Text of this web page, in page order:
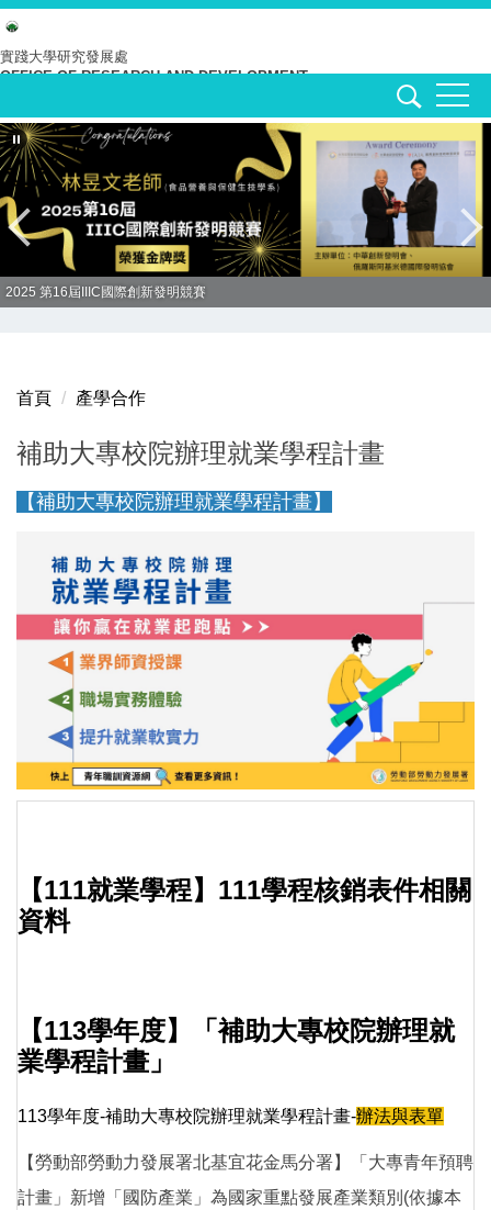
跳
到
主
內
容
區
實踐大學研究發展處
OFFICE OF RESEARCH AND DEVELOPMENT
2025 第16屆IIIC國際創新發明競賽
首頁 產學合作
補助大專校院辦理就業學程計畫
【補助大專校院辦理就業學程計畫】
【111就業學程】111學程核銷表件相關
資料
【113學年度】「補助大專校院辦理就
業學程計畫」
113學年度-補助大專校院辦理就業學程計畫-辦法與表單
【勞動部勞動力發展署北基宜花金馬分署】「大專青年預聘
計畫」新增「國防產業」為國家重點發展產業類別(依據本